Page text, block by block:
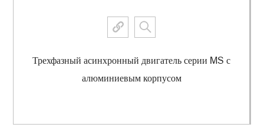
Трехфазный асинхронный двигатель серии MS с
алюминиевым корпусом